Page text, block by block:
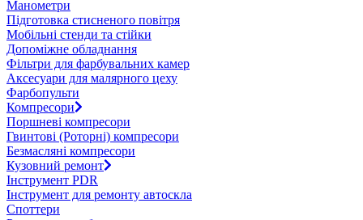
Манометри
Підготовка стисненого повітря
Мобільні стенди та стійки
Допоміжне обладнання
Фільтри для фарбувальних камер
Аксесуари для малярного цеху
Фарбопульти
Компресори
Поршневі компресори
Гвинтові (Роторні) компресори
Безмасляні компресори
Кузовний ремонт
Інструмент PDR
Інструмент для ремонту автоскла
Споттери